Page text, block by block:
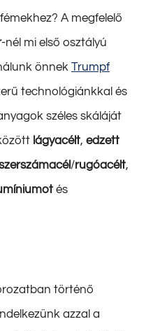
A megfelelő
-nél mi első osztályú
önnek Trumpf
technológiánkkal és
széles skáláját
lágyacélt, edzett
/rugóacélt,
és
történő
azzal a